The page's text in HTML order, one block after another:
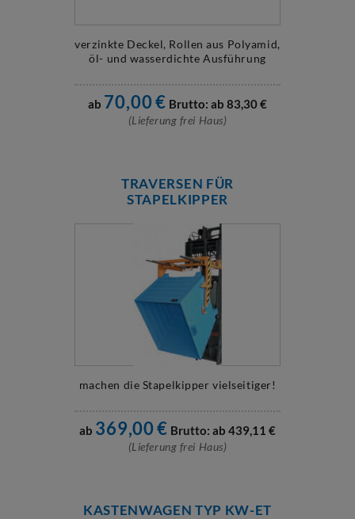
verzinkte Deckel, Rollen aus Polyamid,
öl- und wasserdichte Ausführung
ab 70,00€ Brutto: ab 83,30€
(Lieferung frei Haus)
TRAVERSEN FÜR
STAPELKIPPER
machen die Stapelkipper vielseitiger!
ab 369,00€ Brutto: ab 439,11 €
(Lieferung frei Haus)
KASTENWAGEN TYP KW-ET